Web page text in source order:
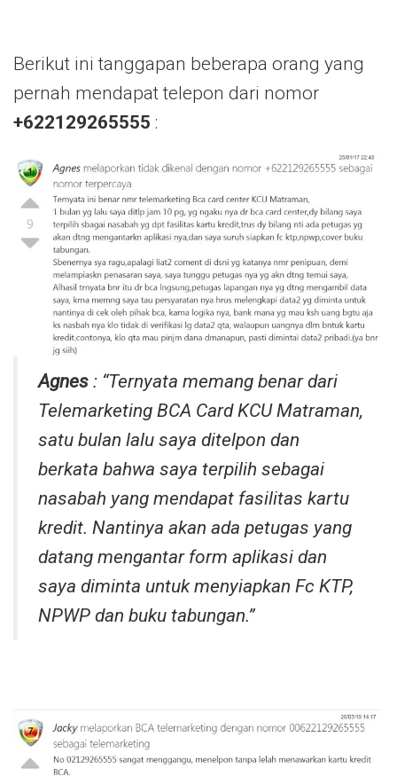
Berikut ini tanggapan beberapa orang yang
pernah mendapat telepon dari nomor
+622129265555 :
Agnes : “Ternyata memang benar dari
Telemarketing BCA Card KCU Matraman,
satu bulan lalu saya ditelpon dan
berkata bahwa saya terpilih sebagai
nasabah yang mendapat fasilitas kartu
kredit. Nantinya akan ada petugas yang
datang mengantar form aplikasi dan
saya diminta untuk menyiapkan Fc KTP,
NPWP dan buku tabungan.”